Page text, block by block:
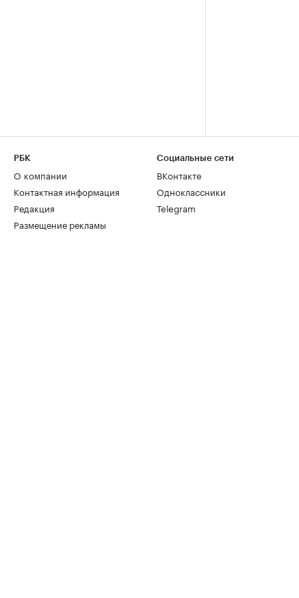
РБК
О компании
Контактная информация
Редакция
Размещение рекламы
Социальные сети
ВКонтакте
Одноклассники
Telegram